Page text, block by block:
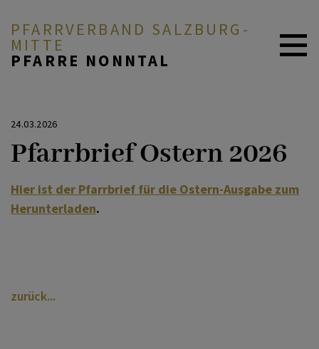
PFARRVERBAND SALZBURG-
MITTE
PFARRE NONNTAL
ÜBER UNS
DURCH DAS LEBEN
24.03.2026
Pfarrbrief Ostern 2026
Hier ist der Pfarrbrief für die Ostern-Ausgabe zum
Herunterladen.
zurück